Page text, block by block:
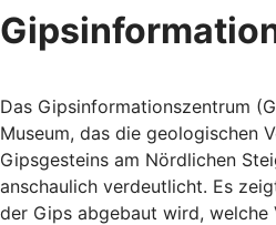
Das Gipsinformationszentrum
Museum, das die geologischen
Gipsgesteins am Nördlichen
anschaulich verdeutlicht. Es
der Gips abgebaut wird, welche